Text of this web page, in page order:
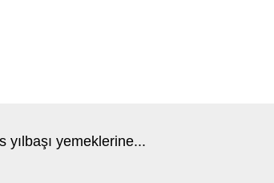
yılbaşı yemeklerine...